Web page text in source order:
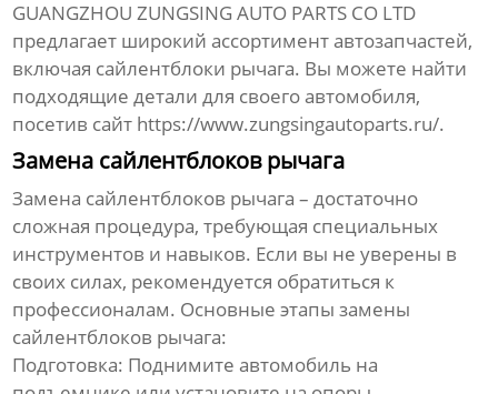
GUANGZHOU ZUNGSING AUTO PARTS CO LTD
предлагает широкий ассортимент автозапчастей,
включая сайлентблоки рычага. Вы можете найти
подходящие детали для своего автомобиля,
посетив сайт https://www.zungsingautoparts.ru/.
Замена сайлентблоков рычага
Замена сайлентблоков рычага – достаточно
сложная процедура, требующая специальных
инструментов и навыков. Если вы не уверены в
своих силах, рекомендуется обратиться к
профессионалам. Основные этапы замены
сайлентблоков рычага:
Подготовка: Поднимите автомобиль на